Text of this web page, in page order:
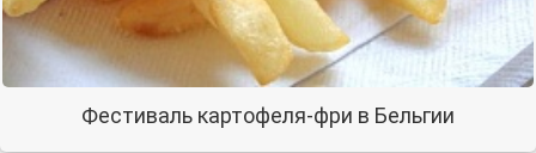
Фестиваль картофеля-фри в Бельгии